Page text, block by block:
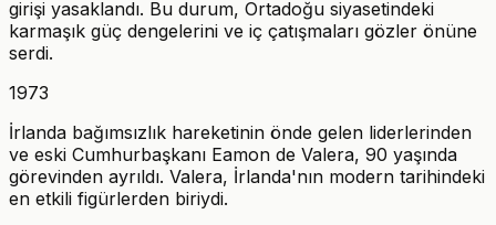
girişi yasaklandı. Bu durum, Ortadoğu siyasetindeki
karmaşık güç dengelerini ve iç çatışmaları gözler önüne
serdi.
1973
İrlanda bağımsızlık hareketinin önde gelen liderlerinden
ve eski Cumhurbaşkanı Eamon de Valera, 90 yaşında
görevinden ayrıldı. Valera, İrlanda'nın modern tarihindeki
en etkili figürlerden biriydi.